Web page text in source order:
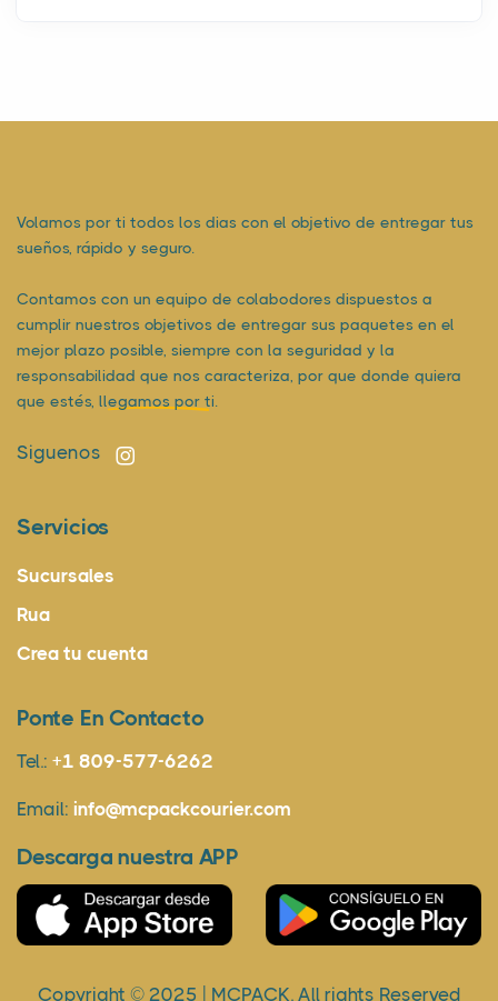
Volamos por ti todos los dias con el objetivo de entregar tus
sueños, rápido y seguro.
Contamos con un equipo de colabodores dispuestos a
cumplir nuestros objetivos de entregar sus paquetes en el
mejor plazo posible, siempre con la seguridad y la
responsabilidad que nos caracteriza, por que donde quiera
que estés, llegamos por ti.
Siguenos
Servicios
Sucursales
Rua
Crea tu cuenta
Ponte En Contacto
Tel.: +1 809-577-6262
Email: info@mcpackcourier.com
Descarga nuestra APP
Copyright © 2025 | MCPACK. All rights Reserved